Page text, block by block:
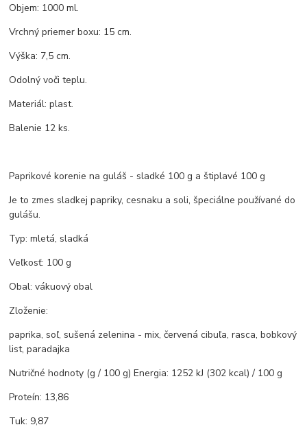
Objem: 1000 ml.
Vrchný priemer boxu: 15 cm.
Výška: 7,5 cm.
Odolný voči teplu.
Materiál: plast.
Balenie 12 ks.
Paprikové korenie na guláš - sladké 100 g a štiplavé 100 g
Je to zmes sladkej papriky, cesnaku a soli, špeciálne používané do
gulášu.
Typ: mletá, sladká
Veľkosť: 100 g
Obal: vákuový obal
Zloženie:
paprika, soľ, sušená zelenina - mix, červená cibuľa, rasca, bobkový
list, paradajka
Nutričné hodnoty (g / 100 g) Energia: 1252 kJ (302 kcal) / 100 g
Proteín: 13,86
Tuk: 9,87